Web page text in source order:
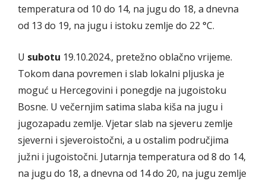
temperatura od 10 do 14, na jugu do 18, a dnevna
od 13 do 19, na jugu i istoku zemlje do 22 °C.
U subotu 19.10.2024., pretežno oblačno vrijeme.
Tokom dana povremen i slab lokalni pljuska je
moguć u Hercegovini i ponegdje na jugoistoku
Bosne. U večernjim satima slaba kiša na jugu i
jugozapadu zemlje. Vjetar slab na sjeveru zemlje
sjeverni i sjeveroistočni, a u ostalim područjima
južni i jugoistočni. Jutarnja temperatura od 8 do 14,
na jugu do 18, a dnevna od 14 do 20, na jugu zemlje